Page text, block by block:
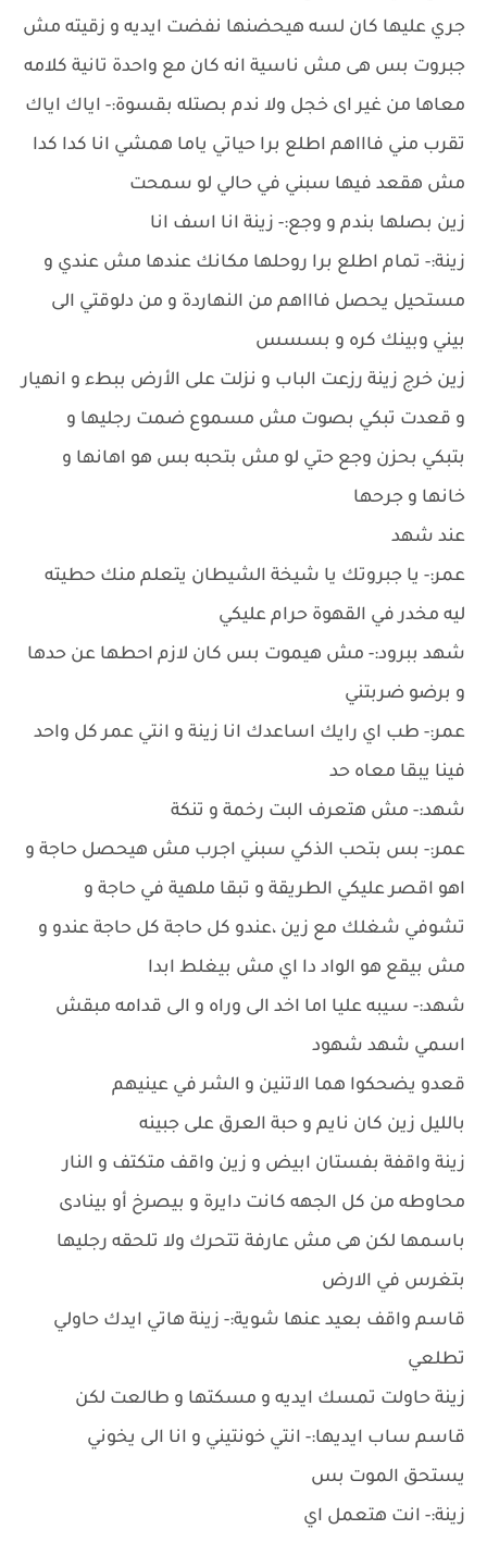
جري عليها كان لسه هيحضنها نفضت ايديه و زقيته مش
جبروت بس هى مش ناسية انه كان مع واحدة تانية كلامه
معاها من غير اى خجل ولا ندم بصتله بقسوة:- اياك اياك
تقرب مني فاااهم اطلع برا حياتي ياما همشي انا كدا كدا
مش هقعد فيها سبني في حالي لو سمحت
زين بصلها بندم و وجع:- زينة انا اسف انا
زينة:- تمام اطلع برا روحلها مكانك عندها مش عندي و
مستحيل يحصل فاااهم من النهاردة و من دلوقتي الى
بيني وبينك كره و بسسس
زين خرج زينة رزعت الباب و نزلت على الأرض ببطء و انهيار
و قعدت تبكي بصوت مش مسموع ضمت رجليها و
بتبكي بحزن وجع حتي لو مش بتحبه بس هو اهانها و
خانها و جرحها
عند شهد
عمر:- يا جبروتك يا شيخة الشيطان يتعلم منك حطيته
ليه مخدر في القهوة حرام عليكي
شهد ببرود:- مش هيموت بس كان لازم احطها عن حدها
و برضو ضربتني
عمر:- طب اي رايك اساعدك انا زينة و انتي عمر كل واحد
فينا يبقا معاه حد
شهد:- مش هتعرف البت رخمة و تنكة
عمر:- بس بتحب الذكي سبني اجرب مش هيحصل حاجة و
اهو اقصر عليكي الطريقة و تبقا ملهية في حاجة و
تشوفي شغلك مع زين ،عندو كل حاجة كل حاجة عندو و
مش بيقع هو الواد دا اي مش بيغلط ابدا
شهد:- سيبه عليا اما اخد الى وراه و الى قدامه مبقش
اسمي شهد شهود
قعدو يضحكوا هما الاتنين و الشر في عينيهم
بالليل زين كان نايم و حبة العرق على جبينه
زينة واقفة بفستان ابيض و زين واقف متكتف و النار
محاوطه من كل الجهه كانت دايرة و بيصرخ أو بينادى
باسمها لكن هى مش عارفة تتحرك ولا تلحقه رجليها
بتغرس في الارض
قاسم واقف بعيد عنها شوية:- زينة هاتي ايدك حاولي
تطلعي
زينة حاولت تمسك ايديه و مسكتها و طالعت لكن
قاسم ساب ايديها:- انتي خونتيني و انا الى يخوني
يستحق الموت بس
زينة:- انت هتعمل اي